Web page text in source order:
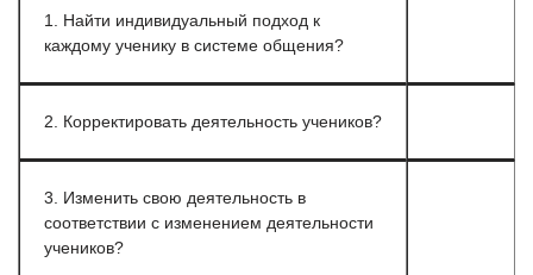
1. Найти индивидуальный подход к
каждому ученику в системе общения?
2. Корректировать деятельность учеников?
3. Изменить свою деятельность в
соответствии с изменением деятельности
учеников?